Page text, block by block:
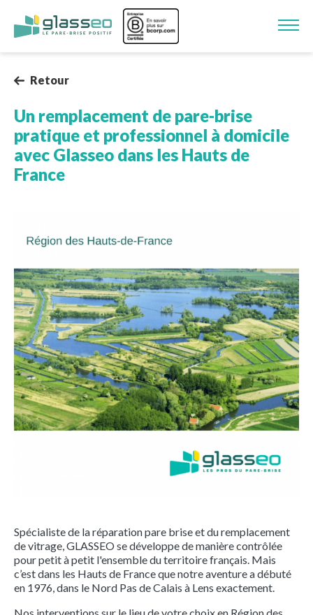
Aller au contenu principal
Image
Retour
Un remplacement de pare-brise
pratique et professionnel à domicile
avec Glasseo dans les Hauts de
France
Spécialiste de la réparation pare brise et du remplacement
de vitrage, GLASSEO se développe de manière contrôlée
pour petit à petit l'ensemble du territoire français. Mais
c’est dans les Hauts de France que notre aventure a débuté
en 1976, dans le Nord Pas de Calais à Lens exactement.
Nos interventions sur le lieu de votre choix en Région des